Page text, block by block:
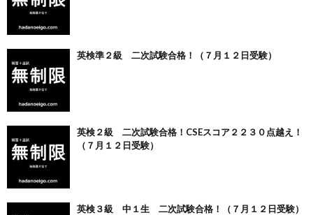
英検準２級 二次試験合格！（７月１２日受験）
英検２級 二次試験合格！CSEスコア２２３０点越え！
（７月１２日受験）
英検３級 中１生 二次試験合格！（７月１２日受験）